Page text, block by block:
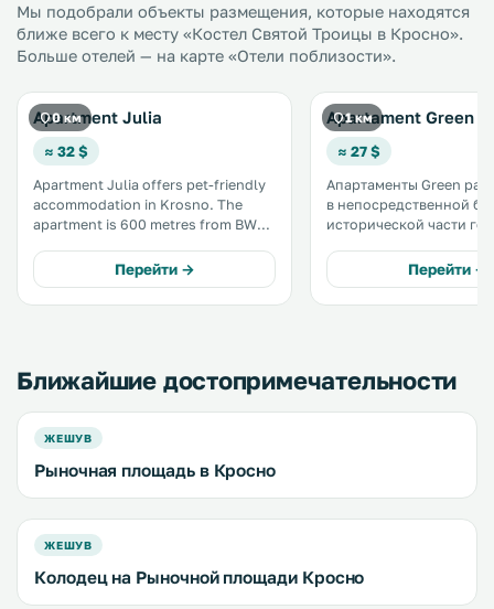
Мы подобрали объекты размещения, которые находятся
ближе всего к месту «Костел Святой Троицы в Кросно».
Больше отелей — на карте «Отели поблизости».
0 км
Apartment Julia
≈ 32 $
Apartment Julia offers pet-friendly
accommodation in Krosno. The
apartment is 600 metres from BWA
throughout the property. .
Перейти →
1 км
Apartament Green
≈ 27 $
Апартаменты Green
в непосредственной
исторической части
художественной
9 км от музея нефтяной
промышленности. Из окон
Перейти →
Ближайшие достопримечательности
ЖЕШУВ
Рыночная площадь в Кросно
ЖЕШУВ
Колодец на Рыночной площади Кросно